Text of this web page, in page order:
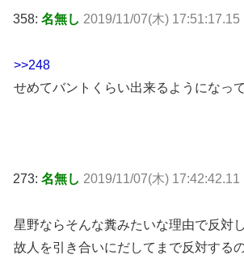
358: 名無し 2019/11/07(木)
>>248
せめてバントくらい出来るようになっ
273: 名無し 2019/11/07(木) 17:42:42.11
星野ならそんな糞みたいな理由で反対
故人を引き合いにだしてまで反対する